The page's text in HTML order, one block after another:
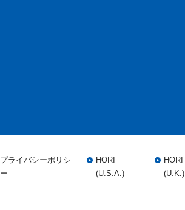
プライバシーポリシ
ー
HORI
(U.S.A.)
HORI
(U.K.)